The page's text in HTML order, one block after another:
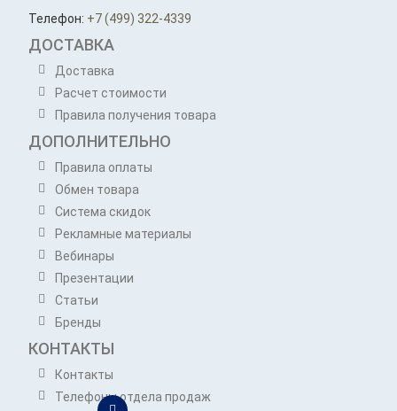
Телефон: +7 (499) 322-4339
ДОСТАВКА
Доставка
Расчет стоимости
Правила получения товара
ДОПОЛНИТЕЛЬНО
Правила оплаты
Обмен товара
Система скидок
Рекламные материалы
Вебинары
Презентации
Статьи
Бренды
КОНТАКТЫ
Контакты
Телефоны отдела продаж